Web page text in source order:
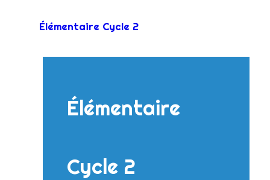
Élémentaire Cycle 2
Élémentaire
Cycle 2